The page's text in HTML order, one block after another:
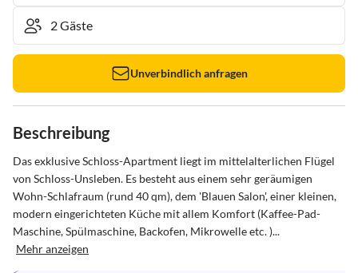
Unverbindlich anfragen
Beschreibung
Das exklusive Schloss-Apartment liegt im mittelalterlichen Flügel
von Schloss-Unsleben. Es besteht aus einem sehr geräumigen
Wohn-Schlafraum (rund 40 qm), dem 'Blauen Salon', einer kleinen,
modern eingerichteten Küche mit allem Komfort (Kaffee-Pad-
Maschine, Spülmaschine, Backofen, Mikrowelle etc. )...
Mehr anzeigen